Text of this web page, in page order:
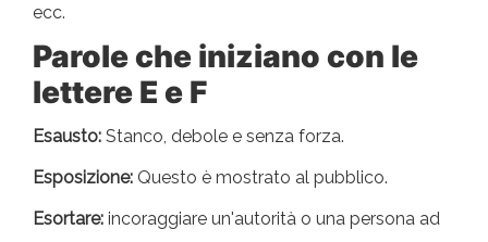
ecc.
Parole che iniziano con le
lettere E e F
Esausto: Stanco, debole e senza forza.
Esposizione: Questo è mostrato al pubblico.
Esortare: incoraggiare un'autorità o una persona ad